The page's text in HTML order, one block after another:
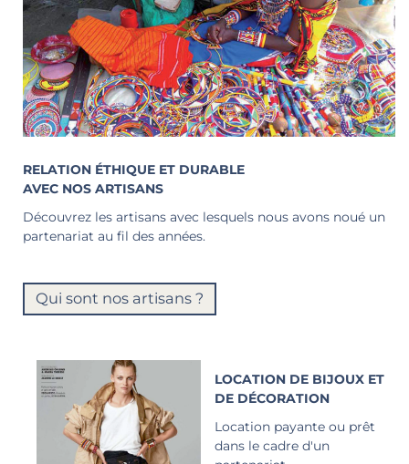
RELATION ÉTHIQUE ET DURABLE
AVEC NOS ARTISANS
Découvrez les artisans avec lesquels nous avons noué un
partenariat au fil des années.
Qui sont nos artisans ?
LOCATION DE BIJOUX ET
DE DÉCORATION
Location payante ou prêt
dans le cadre d'un